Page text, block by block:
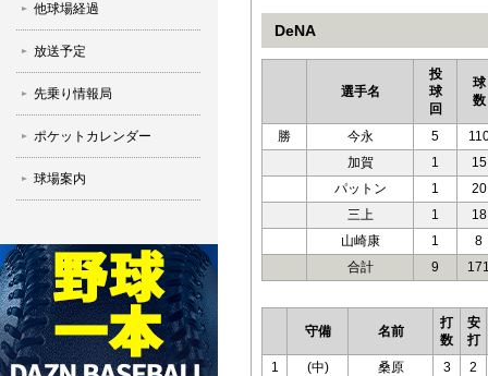
他球場経過
放送予定
先乗り情報局
ポケットカレンダー
球場案内
DeNA
選手名
投
球
回
球
数
勝 今永 5
加賀
1
15
パットン
1
20
三上
1
18
山崎康
1
8
合計
9
守備 名前
打
数
安
打
1
(中) 桑原 3
2